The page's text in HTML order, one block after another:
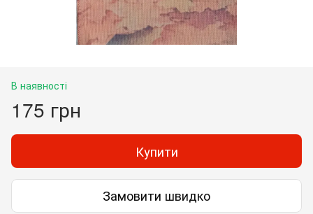
В наявності
175 грн
Купити
Замовити швидко